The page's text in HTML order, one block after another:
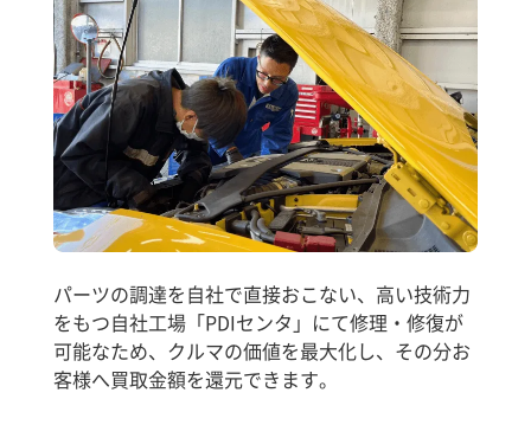
パーツの調達を自社で直接おこない、高い技術力
をもつ自社工場「PDIセンタ」にて修理・修復が
可能なため、クルマの価値を最大化し、その分お
客様へ買取金額を還元できます。